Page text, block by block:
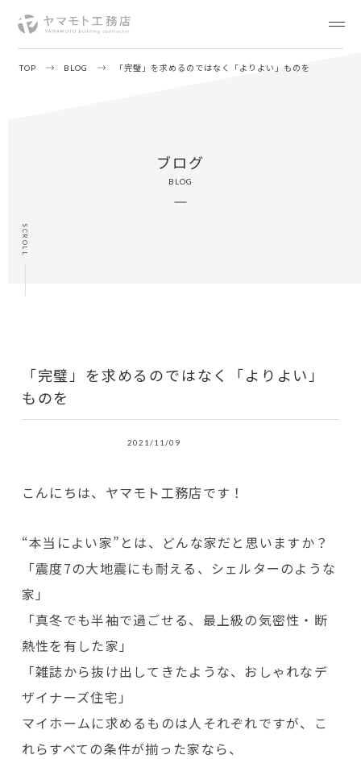
TOP BLOG 「完璧」を求めるのではなく「よりよい」ものを
SCROLL
ブログ
BLOG
「完璧」を求めるのではなく「よりよい」
ものを
2021/11/09
こんにちは、ヤマモト工務店です！
“本当によい家”とは、どんな家だと思いますか？
「震度7の大地震にも耐える、シェルターのような
家」
「真冬でも半袖で過ごせる、最上級の気密性・断
熱性を有した家」
「雑誌から抜け出してきたような、おしゃれなデ
ザイナーズ住宅」
マイホームに求めるものは人それぞれですが、こ
れらすべての条件が揃った家なら、